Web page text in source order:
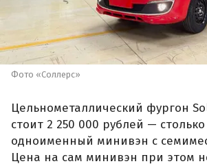
Фото «Соллерс»
Цельнометаллический фургон
стоит 2 250 000 рублей —
одноименный минивэн с
Цена на сам минивэн при этом